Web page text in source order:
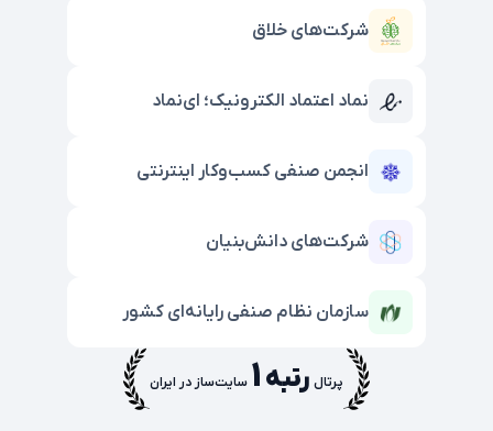
شرکت‌های خلاق
نماد اعتماد الکترونیک؛ ای‌نماد
انجمن صنفی کسب‌وکار اینترنتی
شرکت‌های دانش‌بنیان
سازمان نظام صنفی رایانه‌ای کشور
پرتال رتبه۱ سایت‌ساز در ایران